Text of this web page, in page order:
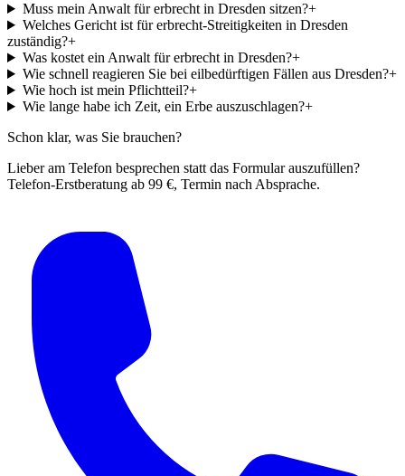
Muss mein Anwalt für erbrecht in Dresden sitzen?+
Welches Gericht ist für erbrecht-Streitigkeiten in Dresden
zuständig?+
Was kostet ein Anwalt für erbrecht in Dresden?+
Wie schnell reagieren Sie bei eilbedürftigen Fällen aus Dresden?+
Wie hoch ist mein Pflichtteil?+
Wie lange habe ich Zeit, ein Erbe auszuschlagen?+
Schon klar, was Sie brauchen?
Lieber am Telefon besprechen statt das Formular auszufüllen?
Telefon-Erstberatung ab 99 €, Termin nach Absprache.